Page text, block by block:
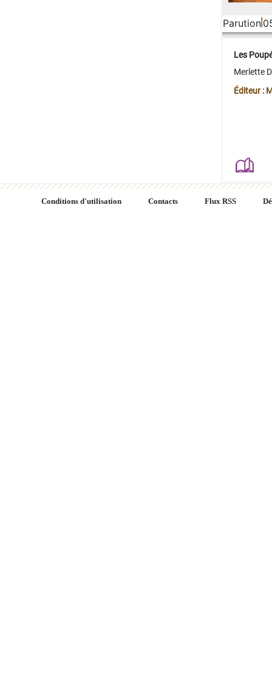
Parution
Les
Merlette
Éditeur :
Conditions d'utilisation Contacts Flux RSS